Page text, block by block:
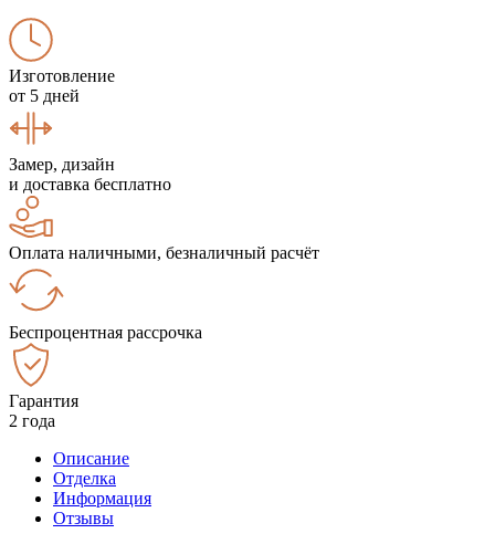
Изготовление
от 5 дней
Замер, дизайн
и доставка бесплатно
Оплата наличными, безналичный расчёт
Беспроцентная рассрочка
Гарантия
2 года
Описание
Отделка
Информация
Отзывы